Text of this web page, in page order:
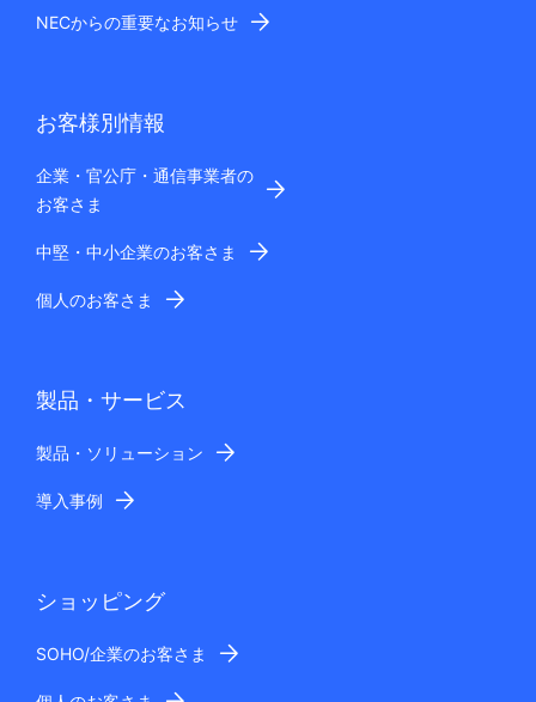
NECからの重要なお知らせ
お客様別情報
企業・官公庁・通信事業者の
お客さま
中堅・中小企業のお客さま
個人のお客さま
製品・サービス
製品・ソリューション
導入事例
ショッピング
SOHO/企業のお客さま